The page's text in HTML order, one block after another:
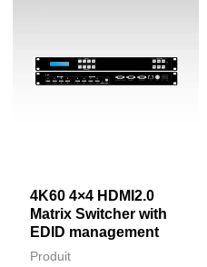
4K60 4×4 HDMI2.0
Matrix Switcher with
EDID management
Produit